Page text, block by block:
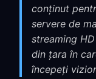
conținut
servere de
streaming
din țara în
începeți